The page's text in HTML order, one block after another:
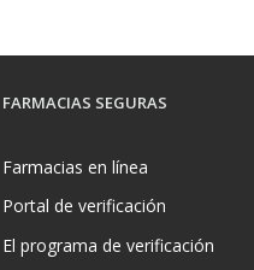
FARMACIAS SEGURAS
Farmacias en línea
Portal de verificación
El programa de verificación